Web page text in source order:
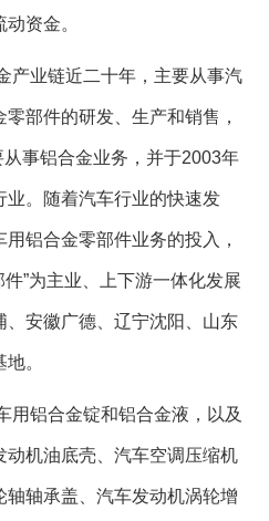
资金。
产业链近二十年，主要从事汽
部件的研发、生产和销售，
事铝合金业务，并于2003年
。随着汽车行业的快速发
铝合金零部件业务的投入，
”为主业、上下游一体化发展
、安徽广德、辽宁沈阳、山东
。
用铝合金锭和铝合金液，以及
机油底壳、汽车空调压缩机
轴承盖、汽车发动机涡轮增